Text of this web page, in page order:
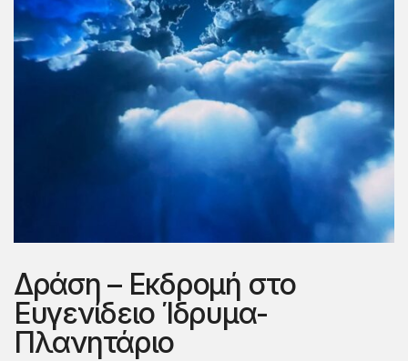
Δράση – Εκδρομή στο
Ευγενίδειο Ίδρυμα-
Πλανητάριο